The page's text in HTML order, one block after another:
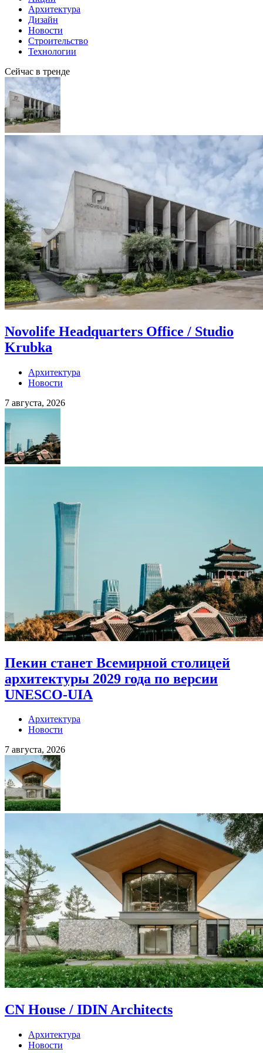
Архитектура
Дизайн
Новости
Строительство
Технологии
Сейчас в тренде
Novolife Headquarters Office / Studio
Krubka
Архитектура
Новости
7 августа, 2026
Пекин станет Всемирной столицей
архитектуры 2029 года по версии
UNESCO-UIA
Архитектура
Новости
7 августа, 2026
CN House / IDIN Architects
Архитектура
Новости